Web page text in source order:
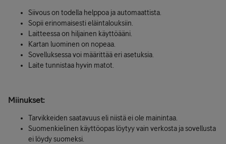
Siivous on todella helppoa ja automaattista.
Sopii erinomaisesti eläintalouksiin.
Laitteessa on hiljainen käyttöääni.
Kartan luominen on nopeaa.
Sovelluksessa voi määrittää eri asetuksia.
Laite tunnistaa hyvin matot.
Miinukset:
Tarvikkeiden saatavuus eli niistä ei ole mainintaa.
Suomenkielinen käyttöopas löytyy vain verkosta ja sovellusta
ei löydy suomeksi.